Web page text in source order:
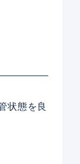
状態を良